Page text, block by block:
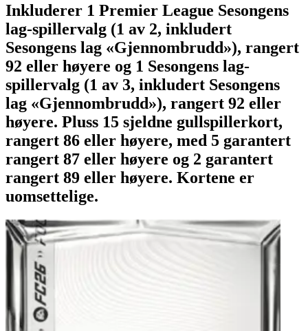
Inkluderer 1 Premier League Sesongens
lag-spillervalg (1 av 2, inkludert
Sesongens lag «Gjennombrudd»), rangert
92 eller høyere og 1 Sesongens lag-
spillervalg (1 av 3, inkludert Sesongens
lag «Gjennombrudd»), rangert 92 eller
høyere. Pluss 15 sjeldne gullspillerkort,
rangert 86 eller høyere, med 5 garantert
rangert 87 eller høyere og 2 garantert
rangert 89 eller høyere. Kortene er
uomsettelige.